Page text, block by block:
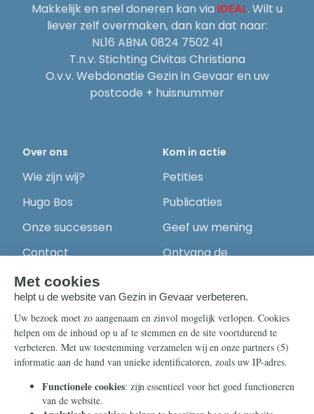
Makkelijk en snel doneren kan via iDEAL. Wilt u
liever zelf overmaken, dan kan dat naar:
NL16 ABNA 0824 7502 41
T.n.v. Stichting Civitas Christiana
O.v.v. Webdonatie Gezin in Gevaar en uw
postcode + huisnummer
Over ons
Wie zijn wij?
Hugo Bos
Onze successen
Contact
Kom in actie
Petities
Publicaties
Geef uw mening
Ontvang de
Steun ons
Nieuwsbrief
Eenmalig
Maandelijks
Info
Contact
Ontvang onze
Telegram-berichten